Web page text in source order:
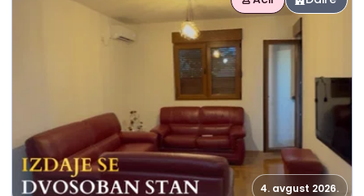
4. avgust 2026.